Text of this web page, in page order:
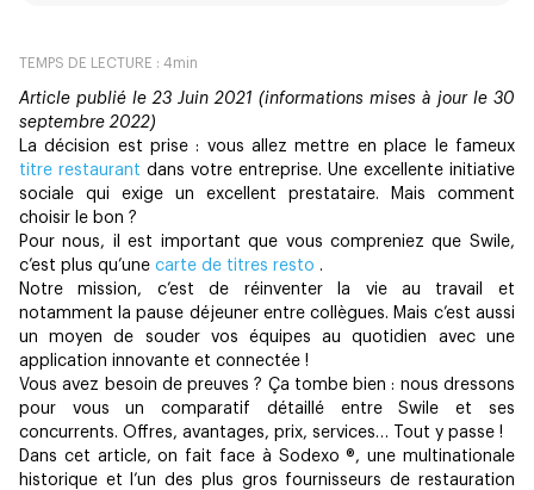
TEMPS DE LECTURE : 4min
Article publié le 23 Juin 2021 (informations mises à jour le 30
septembre 2022)
La décision est prise : vous allez mettre en place le fameux
titre restaurant dans votre entreprise. Une excellente initiative
sociale qui exige un excellent prestataire. Mais comment
choisir le bon ?
Pour nous, il est important que vous compreniez que Swile,
c’est plus qu’une carte de titres resto .
Notre mission, c’est de réinventer la vie au travail et
notamment la pause déjeuner entre collègues. Mais c’est aussi
un moyen de souder vos équipes au quotidien avec une
application innovante et connectée !
Vous avez besoin de preuves ? Ça tombe bien : nous dressons
pour vous un comparatif détaillé entre Swile et ses
concurrents. Offres, avantages, prix, services… Tout y passe !
Dans cet article, on fait face à Sodexo ®, une multinationale
historique et l’un des plus gros fournisseurs de restauration